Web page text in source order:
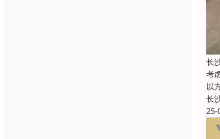
长
考
以
长
25-